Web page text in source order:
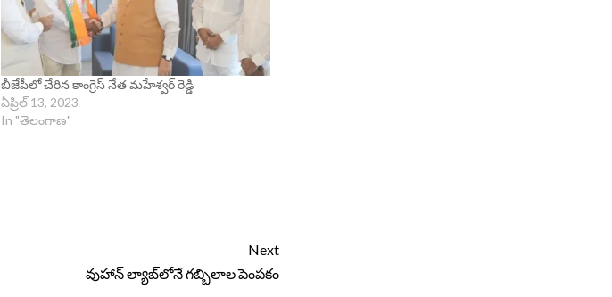
బీజేపీలో చేరిన కాంగ్రెస్ నేత మహేశ్వర్ రెడ్డి
ఏప్రిల్ 13, 2023
In "తెలంగాణ"
Next
వుహాన్ ల్యాబ్‌లోనే గబ్బిలాల పెంపకం